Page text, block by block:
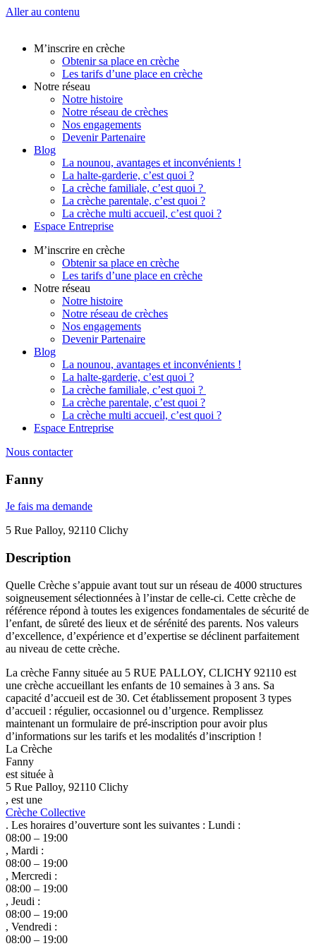
Aller au contenu
M’inscrire en crèche
Obtenir sa place en crèche
Les tarifs d’une place en crèche
Notre réseau
Notre histoire
Notre réseau de crèches
Nos engagements
Devenir Partenaire
Blog
La nounou, avantages et inconvénients !
La halte-garderie, c’est quoi ?
La crèche familiale, c’est quoi ?
La crèche parentale, c’est quoi ?
La crèche multi accueil, c’est quoi ?
Espace Entreprise
M’inscrire en crèche
Obtenir sa place en crèche
Les tarifs d’une place en crèche
Notre réseau
Notre histoire
Notre réseau de crèches
Nos engagements
Devenir Partenaire
Blog
La nounou, avantages et inconvénients !
La halte-garderie, c’est quoi ?
La crèche familiale, c’est quoi ?
La crèche parentale, c’est quoi ?
La crèche multi accueil, c’est quoi ?
Espace Entreprise
Nous contacter
Fanny
Je fais ma demande
5 Rue Palloy, 92110 Clichy
Description
Quelle Crèche s’appuie avant tout sur un réseau de 4000 structures
soigneusement sélectionnées à l’instar de celle-ci. Cette crèche de
référence répond à toutes les exigences fondamentales de sécurité de
l’enfant, de sûreté des lieux et de sérénité des parents. Nos valeurs
d’excellence, d’expérience et d’expertise se déclinent parfaitement
au niveau de cette crèche.
La crèche Fanny située au 5 RUE PALLOY, CLICHY 92110 est
une crèche accueillant les enfants de 10 semaines à 3 ans. Sa
capacité d’accueil est de 30. Cet établissement proposent 3 types
d’accueil : régulier, occasionnel ou d’urgence. Remplissez
maintenant un formulaire de pré-inscription pour avoir plus
d’informations sur les tarifs et les modalités d’inscription !
La Crèche
Fanny
est située à
5 Rue Palloy, 92110 Clichy
, est une
Crèche Collective
. Les horaires d’ouverture sont les suivantes : Lundi :
08:00 – 19:00
, Mardi :
08:00 – 19:00
, Mercredi :
08:00 – 19:00
, Jeudi :
08:00 – 19:00
, Vendredi :
08:00 – 19:00